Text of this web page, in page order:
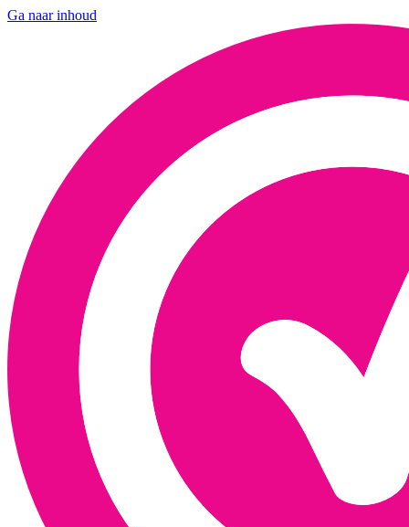
Ga naar inhoud